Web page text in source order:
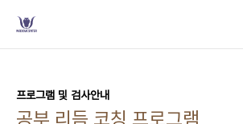
프로그램 및 검사안내
공부 리듬 코칭 프로그램